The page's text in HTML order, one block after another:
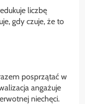
liczbę
gdy czuje, że to
posprzątać w
angażuje
niechęci.